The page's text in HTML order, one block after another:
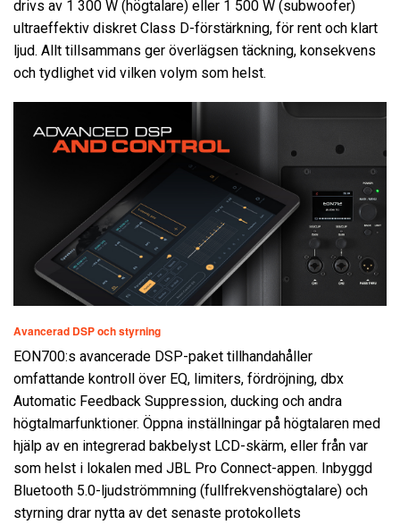
drivs av 1 300 W (högtalare) eller 1 500 W (subwoofer)
ultraeffektiv diskret Class D-förstärkning, för rent och klart
ljud. Allt tillsammans ger överlägsen täckning, konsekvens
och tydlighet vid vilken volym som helst.
Avancerad DSP och styrning
EON700:s avancerade DSP-paket tillhandahåller
omfattande kontroll över EQ, limiters, fördröjning, dbx
Automatic Feedback Suppression, ducking och andra
högtalmarfunktioner. Öppna inställningar på högtalaren med
hjälp av en integrerad bakbelyst LCD-skärm, eller från var
som helst i lokalen med JBL Pro Connect-appen. Inbyggd
Bluetooth 5.0-ljudströmmning (fullfrekvenshögtalare) och
styrning drar nytta av det senaste protokollets